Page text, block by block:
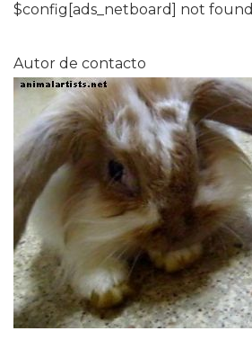
$config[ads_netboard] not found
Autor de contacto